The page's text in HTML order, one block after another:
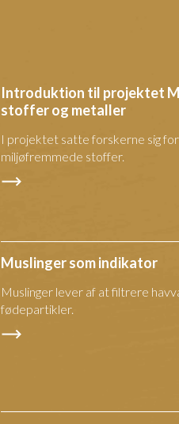
Introduktion til projektet
stoffer og metaller
I projektet satte forskerne sig
miljøfremmede stoffer.
Muslinger som indikator
Muslinger lever af at filtrere
fødepartikler.